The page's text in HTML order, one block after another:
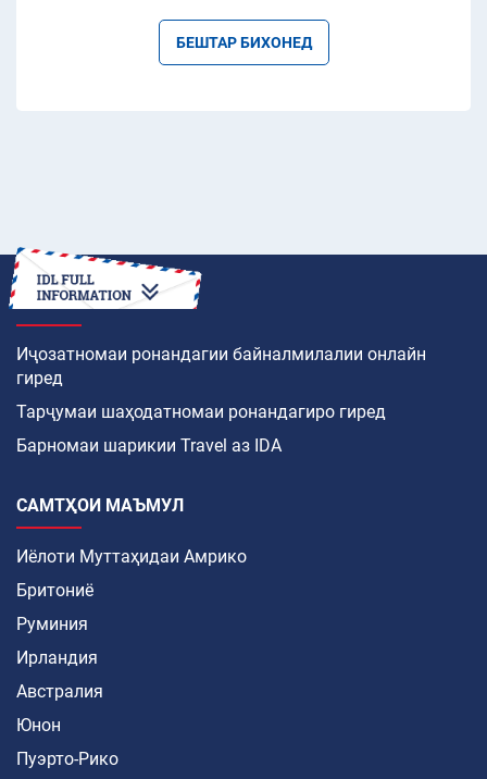
БЕШТАР БИХОНЕД
ЧӢ ТАВР
Иҷозатномаи ронандагии байналмилалии онлайн
гиред
Тарҷумаи шаҳодатномаи ронандагиро гиред
Барномаи шарикии Travel аз IDA
САМТҲОИ МАЪМУЛ
Иёлоти Муттаҳидаи Амрико
Бритониё
Руминия
Ирландия
Австралия
Юнон
Пуэрто-Рико